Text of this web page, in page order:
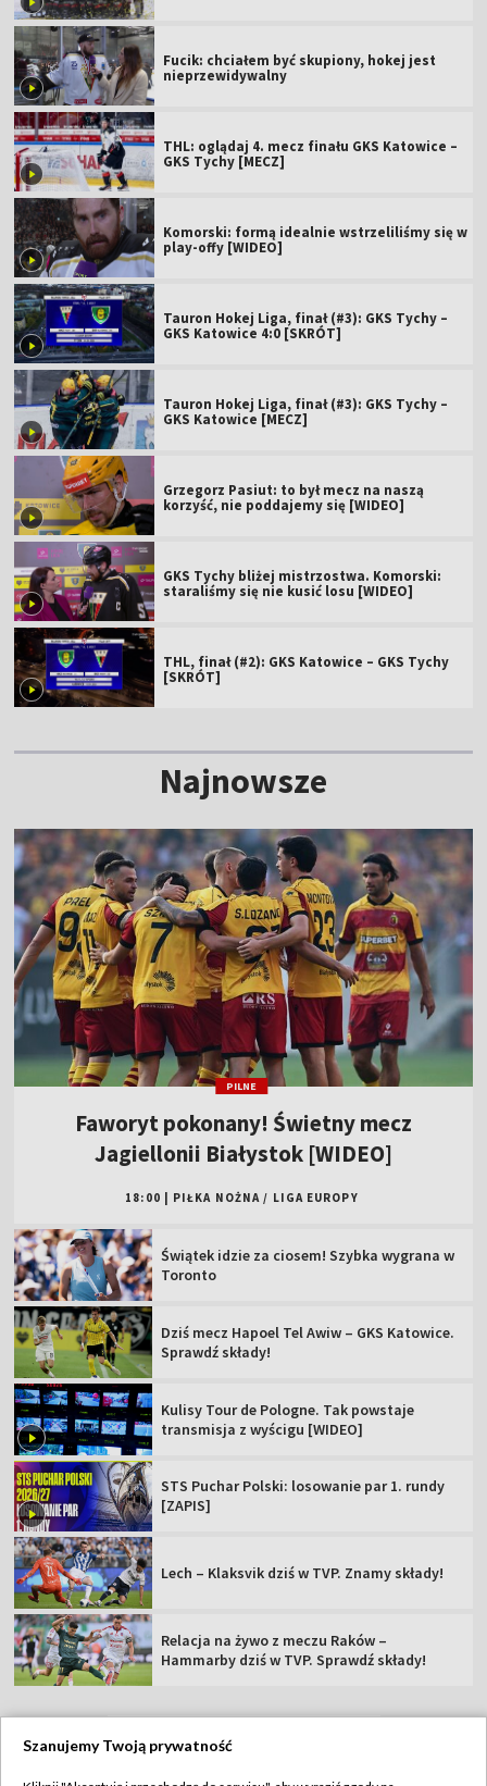
Fucik: chciałem być skupiony, hokej jest
nieprzewidywalny
THL: oglądaj 4. mecz finału GKS Katowice –
GKS Tychy [MECZ]
Komorski: formą idealnie wstrzeliliśmy się w
play-offy [WIDEO]
Tauron Hokej Liga, finał (#3): GKS Tychy –
GKS Katowice 4:0 [SKRÓT]
Tauron Hokej Liga, finał (#3): GKS Tychy –
GKS Katowice [MECZ]
Grzegorz Pasiut: to był mecz na naszą
korzyść, nie poddajemy się [WIDEO]
GKS Tychy bliżej mistrzostwa. Komorski:
staraliśmy się nie kusić losu [WIDEO]
THL, finał (#2): GKS Katowice – GKS Tychy
[SKRÓT]
Najnowsze
PILNE
Faworyt pokonany! Świetny mecz
Jagiellonii Białystok [WIDEO]
18:00 PIŁKA NOŻNA / LIGA EUROPY
Świątek idzie za ciosem! Szybka wygrana w
Toronto
Dziś mecz Hapoel Tel Awiw – GKS Katowice.
Sprawdź składy!
Kulisy Tour de Pologne. Tak powstaje
transmisja z wyścigu [WIDEO]
STS Puchar Polski: losowanie par 1. rundy
[ZAPIS]
Lech – Klaksvik dziś w TVP. Znamy składy!
Relacja na żywo z meczu Raków –
Hammarby dziś w TVP. Sprawdź składy!
Szanujemy Twoją prywatność